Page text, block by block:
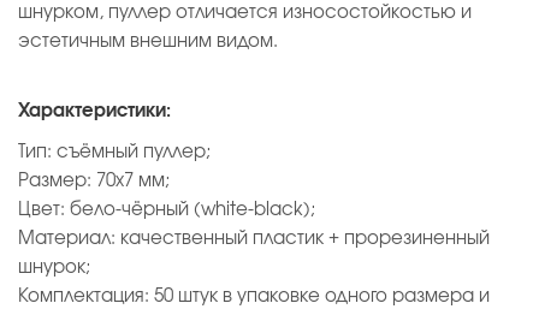
шнурком, пуллер отличается износостойкостью и
эстетичным внешним видом.
Характеристики:
Тип: съёмный пуллер;
Размер: 70х7 мм;
Цвет: бело-чёрный (white-black);
Материал: качественный пластик + прорезиненный
шнурок;
Комплектация: 50 штук в упаковке одного размера и